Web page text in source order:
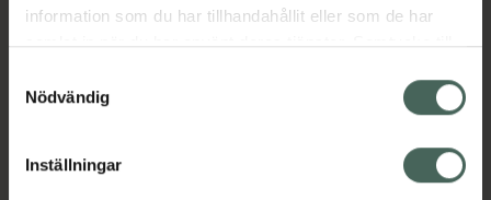
information som du har tillhandahållit eller som de har
samlat in när du har använt deras tjänster. Samtycke till
återkalla ditt samtycke via webbplatsens
cookieinställningar. Ett återkallat samtycke påverkar inte
lagligheten av behandling som skett innan återkallelsen.
Nödvändig
Inställningar
EAN:07046260955066
Bipacksedel från FASS Visa